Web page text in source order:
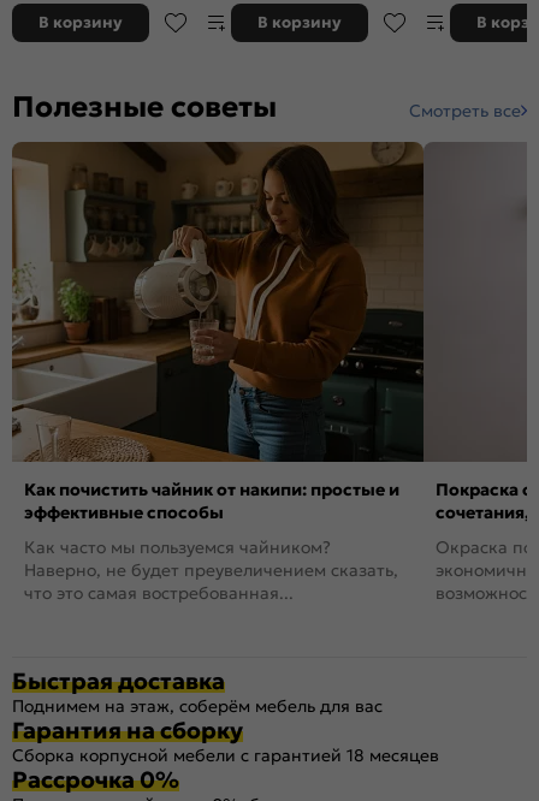
В корзину В корзину В
Полезные советы Смотреть все
Как почистить чайник от накипи: простые и
эффективные способы
Как часто мы пользуемся чайником?
Наверно, не будет преувеличением сказать,
что это самая востребованная...
Покраска
сочетания,
Окраска
Быстрая доставка
Поднимем на этаж, соберём мебель для вас
Гарантия на сборку
Сборка корпусной мебели с гарантией 18 месяцев
Рассрочка 0%